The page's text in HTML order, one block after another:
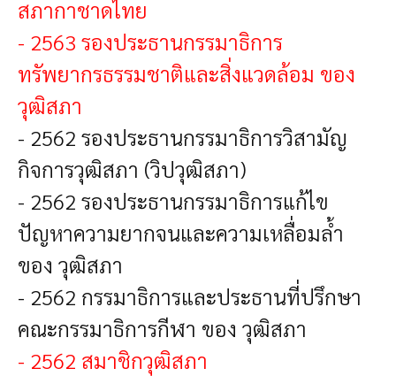
สภากาชาดไทย
- 2563 รองประธานกรรมาธิการ
ทรัพยากรธรรมชาติและสิ่งแวดล้อม ของ
วุฒิสภา
- 2562 รองประธานกรรมาธิการวิสามัญ
กิจการวุฒิสภา (วิปวุฒิสภา)
- 2562 รองประธานกรรมาธิการแก้ไข
ปัญหาความยากจนและความเหลื่อมล้ำ
ของ วุฒิสภา
- 2562 กรรมาธิการและประธานที่ปรึกษา
คณะกรรมาธิการกีฬา ของ วุฒิสภา
- 2562 สมาชิกวุฒิสภา